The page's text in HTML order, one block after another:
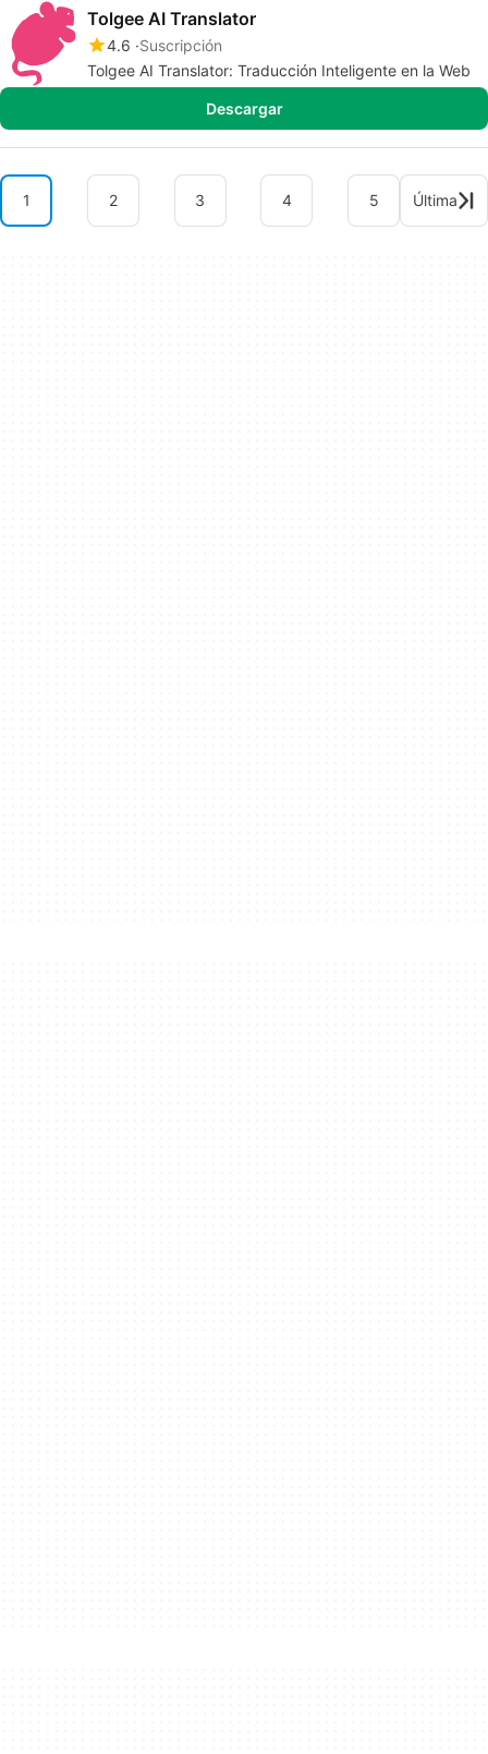
Tolgee AI Translator
4.6 Suscripción
Tolgee AI Translator: Traducción Inteligente en la Web
Descargar
1 2 3 4 5 Última